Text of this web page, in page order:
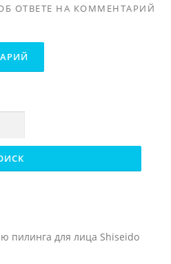
ОТВЕТЕ НА КОММЕНТАРИЙ
пилинга для лица Shiseido